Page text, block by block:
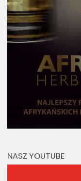
NASZ YOUTUBE